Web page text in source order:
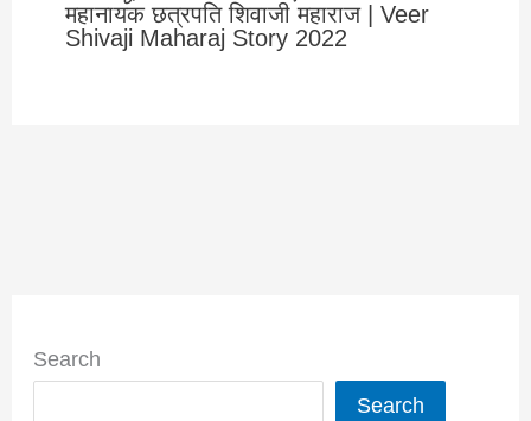
महानायक छत्रपति शिवाजी महाराज | Veer
Shivaji Maharaj Story 2022
Search
Search